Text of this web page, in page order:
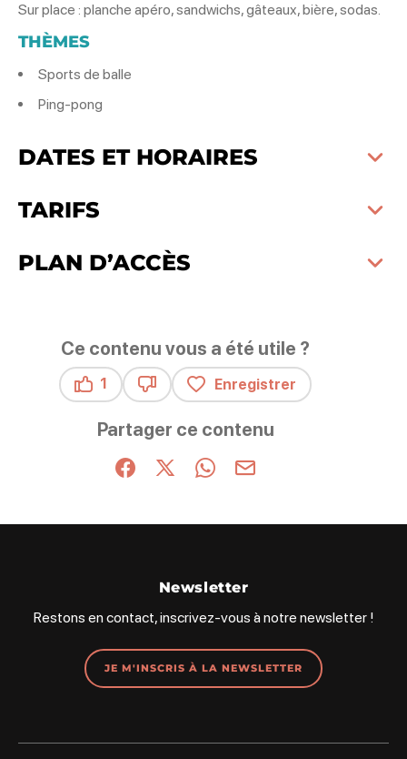
Sur place : planche apéro, sandwichs, gâteaux, bière, sodas.
THÈMES
Sports de balle
Ping-pong
DATES ET HORAIRES
TARIFS
PLAN D’ACCÈS
Ce contenu vous a été utile ?
1
Enregistrer
Partager ce contenu
Partager sur Facebook (nouvelle fenêtre)
Partager sur X / Twitter (nouvelle
Partager sur WhatsApp
Partager par mail
Newsletter
Restons en contact, inscrivez-vous à notre newsletter !
JE M'INSCRIS À LA NEWSLETTER